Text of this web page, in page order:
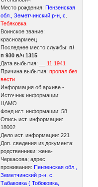
Место рождения:Пензенская
обл., Земетчинский р-н, с
Тебяковка
Воинское звание:
красноармеец
Последнее место службы: п/
п 930 в/ч 1315
Дата выбытия: __. 11.1941
Причина выбытия:пропал без
вести
Информация об архиве -
Источник информации:
ЦАМО
Фонд ист. информации: 58
Опись ист. информации:
18002
Дело ист. информации: 221
Доп. сведения из документа:
родственники: жена-
Черкасова; адрес
проживания:Пензенская обл.,
Земетчинский р-н, с.
Табаковка ( Тобоковка,